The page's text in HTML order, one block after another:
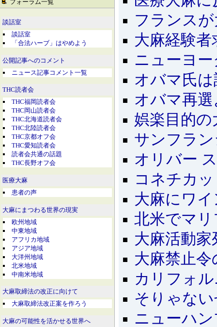
フォーラム一覧
談話室
談話室
「合法ハーブ」はやめよう
公開記事へのコメント
ニュース記事コメント一覧
THC読者会
THC福岡読者会
THC岡山読者会
THC北海道読者会
THC北陸読者会
THC京都オフ会
THC愛知読者会
読者会共通の話題
THC長野オフ会
医療大麻
患者の声
大麻にまつわる世界の現実
欧州地域
中東地域
アフリカ地域
アジア地域
大洋州地域
北米地域
中南米地域
大麻取締法の改正に向けて
大麻取締法改正案を作ろう
大麻の可能性を活かせる世界へ
フランス
大麻経験
ニューヨ
オバマ氏
オバマ再
娯楽目的
サンフラ
オリバー
コネチカ
大麻にワ
北米でマ
大麻活動
大麻禁止
カリフォ
そりゃな
ニューハ